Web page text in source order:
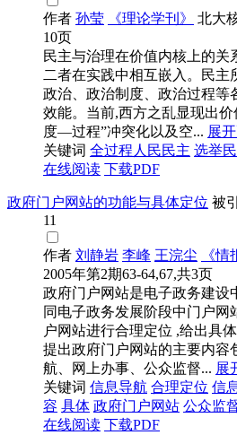
作者 孙莹 《理论学刊》 北大
10页
民主与治理在价值内核上的关
二者在实践中相互嵌入。民主
政治、政治制度、政治过程等
效能。当前,西方之乱显现出价
度—过程”冲突化以及空... 展
关键词 全过程人民民主 选举
在线阅读 下载PDF
政府门户网站的功能与具体定位 被
11
作者 刘静岩 李峰 王浣尘 《情
2005年第2期63-64,67,共3页
政府门户网站是电子政务建设
同电子政务发展阶段中门户网
户网站进行合理定位 ,给出具
提出政府门户网站的主要内容
航、网上办事、公众监督... 展
关键词 信息导航 合理定位 信
容 具体 政府门户网站 公众监
在线阅读 下载PDF